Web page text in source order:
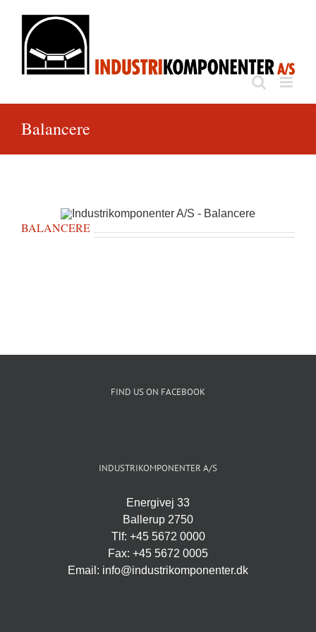
content
Balancere
BALANCERE
FIND US ON FACEBOOK
INDUSTRIKOMPONENTER A/S
Energivej 33
Ballerup 2750
Tlf: +45 5672 0000
Fax: +45 5672 0005
Email: info@industrikomponenter.dk